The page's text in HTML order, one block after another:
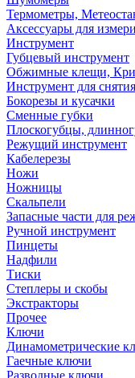
Термометры,
Аксессуары для
Инструмент
Губцевый инструмент
Обжимные клещи,
Инструмент для
Бокорезы и кусачки
Сменные губки
Плоскогубцы,
Режущий инструмент
Кабелерезы
Ножи
Ножницы
Скальпели
Запасные части для
Ручной инструмент
Пинцеты
Надфили
Тиски
Степлеры и скобы
Экстракторы
Прочее
Ключи
Динамометрические
Гаечные ключи
Разводные ключи